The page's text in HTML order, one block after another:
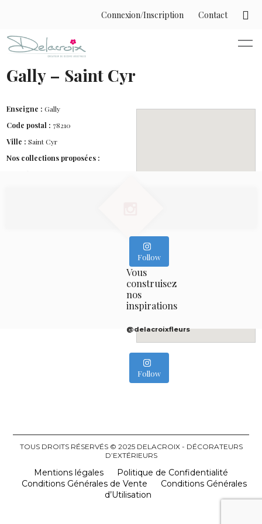
Connexion/Inscription Contact
Gally – Saint Cyr
Enseigne :Gally
Code postal : 78210
Ville :Saint Cyr
Nos collections proposées :
Follow
Vous
construisez
nos
inspirations
@delacroixfleurs
Follow
TOUS DROITS RÉSERVÉS © 2025 DELACROIX - DÉCORATEURS
D’EXTÉRIEURS
Mentions légales
Politique de Confidentialité
Conditions Générales de Vente
Conditions Générales
d’Utilisation